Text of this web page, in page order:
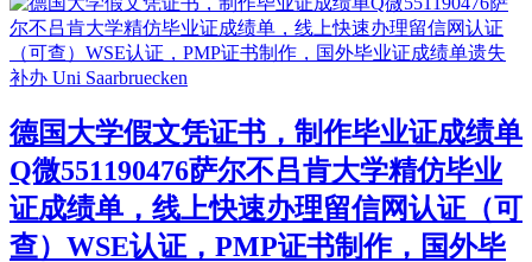
德国大学假文凭证书，制作毕业证成绩单
Q微551190476萨尔不吕肯大学精仿毕业
证成绩单，线上快速办理留信网认证（可
查）WSE认证，PMP证书制作，国外毕